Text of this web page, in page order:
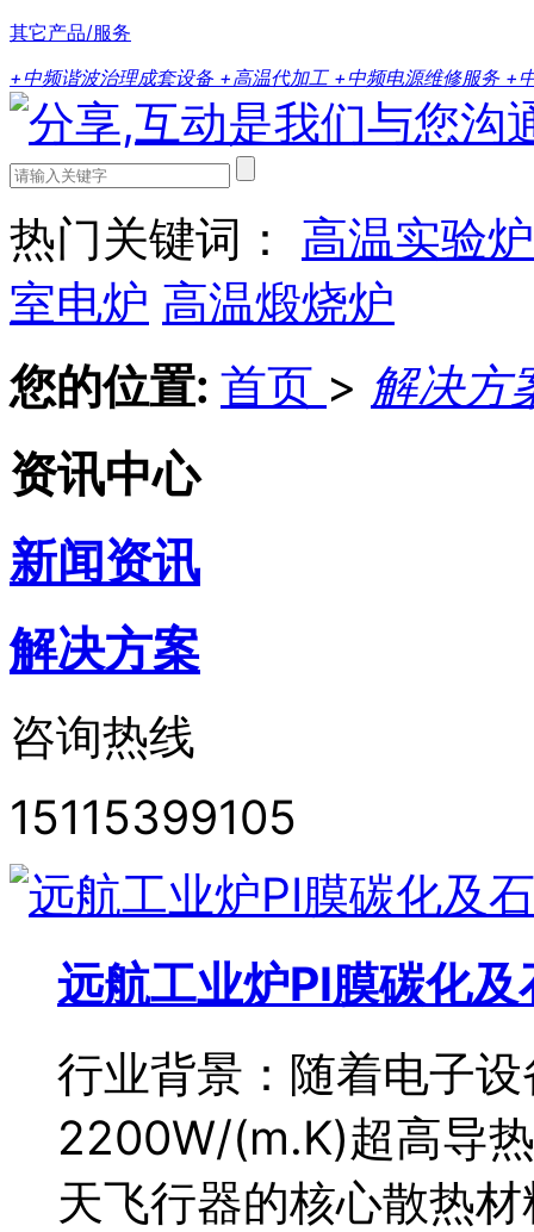
其它产品/服务
+中频谐波治理成套设备 +高温代加工 +中频电源维修服务 +
热门关键词： 高温实验炉
室电炉 高温煅烧炉
您的位置: 首页 > 解决方
资讯中心
新闻资讯
解决方案
咨询热线
15115399105
远航工业炉PI膜碳化
行业背景：随着电子
2200W/(m.K)超高导
天飞行器的核心散热